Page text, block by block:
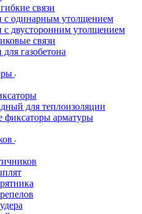
связи
с одинарным утолщением
с двусторонним утолщением
связи
газобетона
для теплоизоляции
фиксаторы арматуры